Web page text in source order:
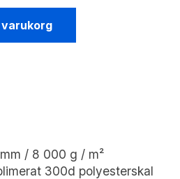
varukorg
/ 8 000 g / m²
300d polyesterskal